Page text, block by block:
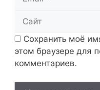
Сохранить моё
этом браузере для
комментариев.